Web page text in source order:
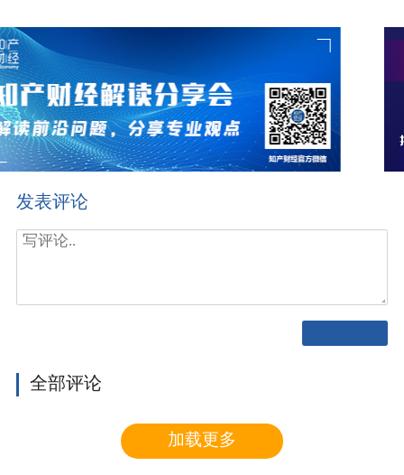
发表评论
全部评论
加载更多